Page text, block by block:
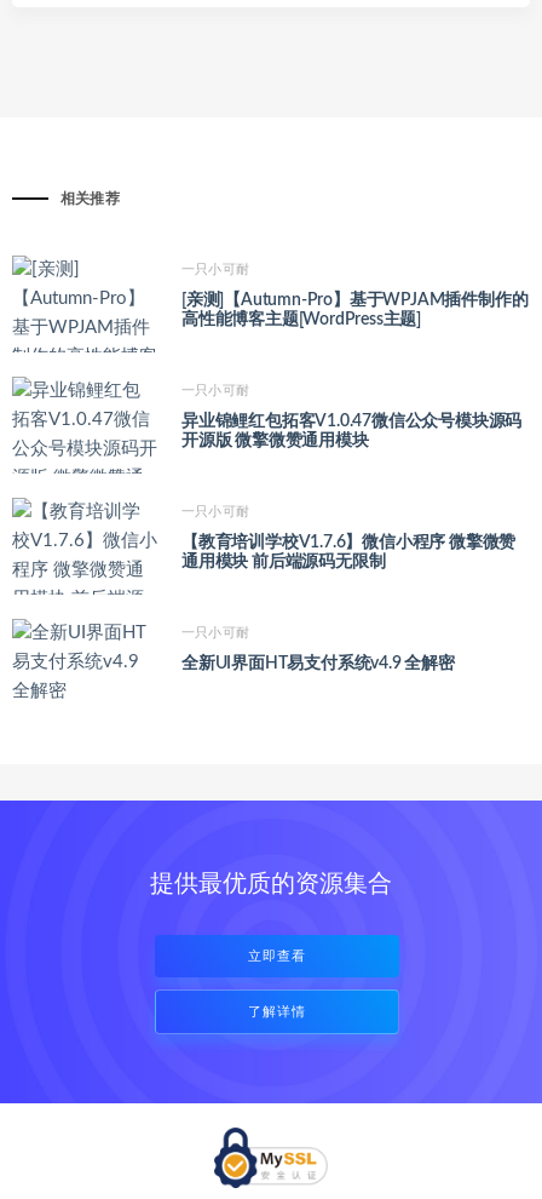
相关推荐
一只小可耐
[亲测]【Autumn-Pro】基于WPJAM插件制作的
高性能博客主题[WordPress主题]
一只小可耐
异业锦鲤红包拓客V1.0.47微信公众号模块源码
开源版 微擎微赞通用模块
一只小可耐
【教育培训学校V1.7.6】微信小程序 微擎微赞
通用模块 前后端源码无限制
一只小可耐
全新UI界面HT易支付系统v4.9 全解密
提供最优质的资源集合
立即查看
了解详情